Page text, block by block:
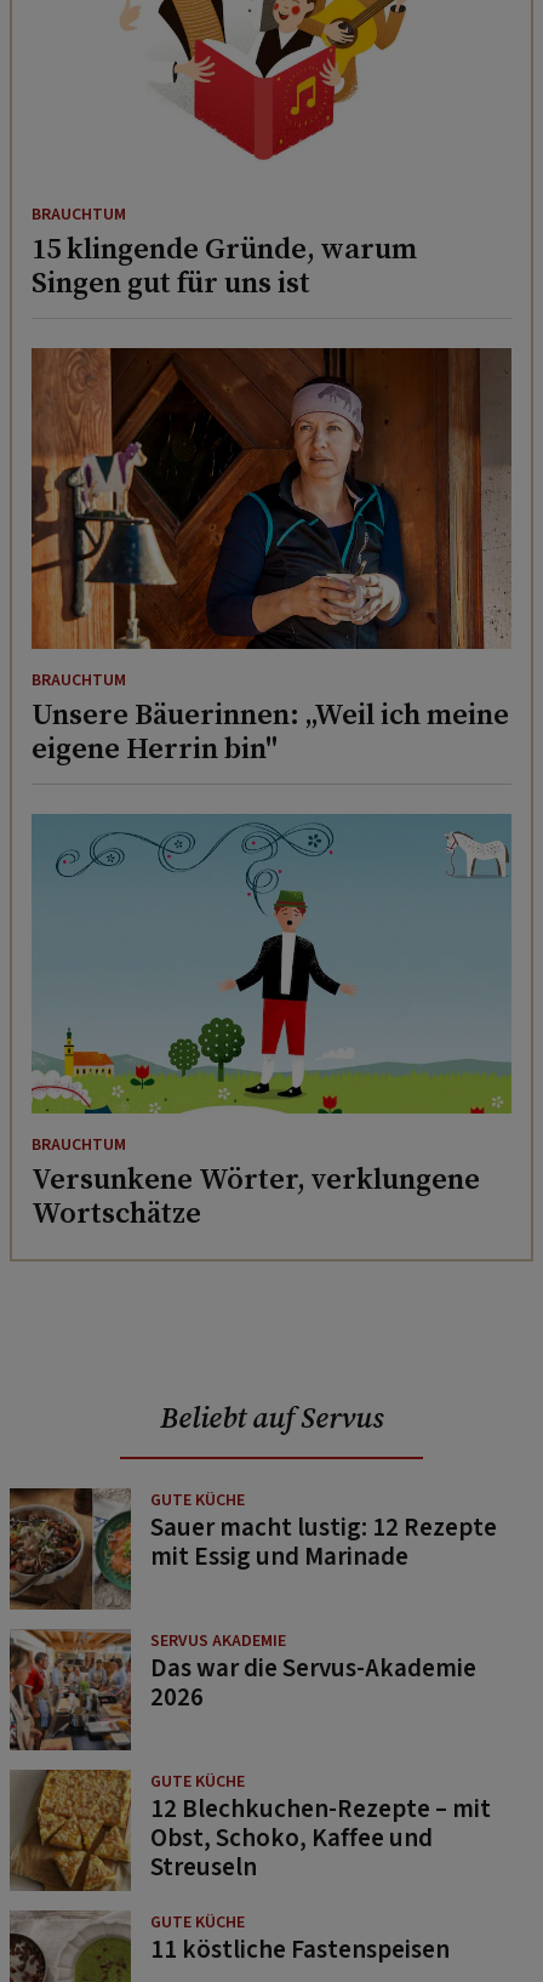
BRAUCHTUM
15 klingende Gründe, warum
Singen gut für uns ist
BRAUCHTUM
Unsere Bäuerinnen: „Weil ich meine
eigene Herrin bin"
BRAUCHTUM
Versunkene Wörter, verklungene
Wortschätze
Beliebt auf Servus
GUTE KÜCHE
Sauer macht lustig: 12 Rezepte
mit Essig und Marinade
SERVUS AKADEMIE
Das war die Servus-Akademie
2026
GUTE KÜCHE
12 Blechkuchen-Rezepte – mit
Obst, Schoko, Kaffee und
Streuseln
GUTE KÜCHE
11 köstliche Fastenspeisen